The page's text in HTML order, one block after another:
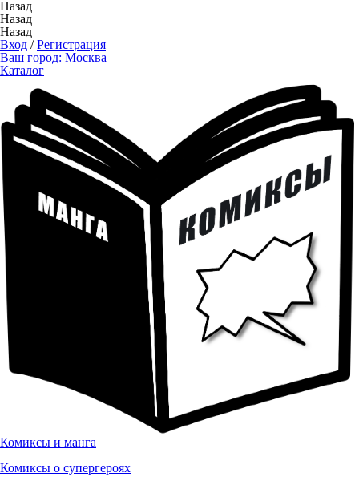
Назад
Назад
Назад
Вход /Регистрация
Ваш город: Москва
Каталог
Комиксы и манга
Комиксы о супергероях